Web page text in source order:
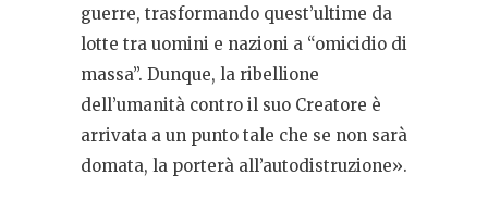
guerre, trasformando quest’ultime da
lotte tra uomini e nazioni a “omicidio di
massa”. Dunque, la ribellione
dell’umanità contro il suo Creatore è
arrivata a un punto tale che se non sarà
domata, la porterà all’autodistruzione».